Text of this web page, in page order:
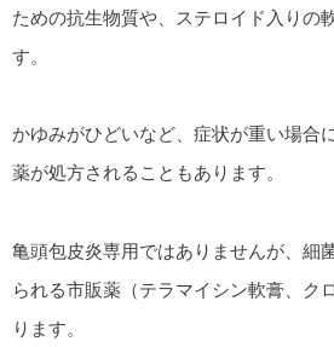
ための抗生物質や、ステロイド入りの
す。
かゆみがひどいなど、症状が重い場合
薬が処方されることもあります。
亀頭包皮炎専用ではありませんが、細
られる市販薬（テラマイシン軟膏、ク
ります。